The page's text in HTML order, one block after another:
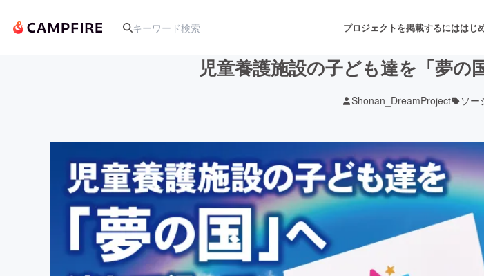
プロジェクトを掲載するにははじ
アート・写真 音楽
テクノロジー・ガジェット ゲーム・サービス開発
映像・映画 書籍・雑誌出版
児童養護施設の子ども達を「夢の
Shonan_DreamProject ソー